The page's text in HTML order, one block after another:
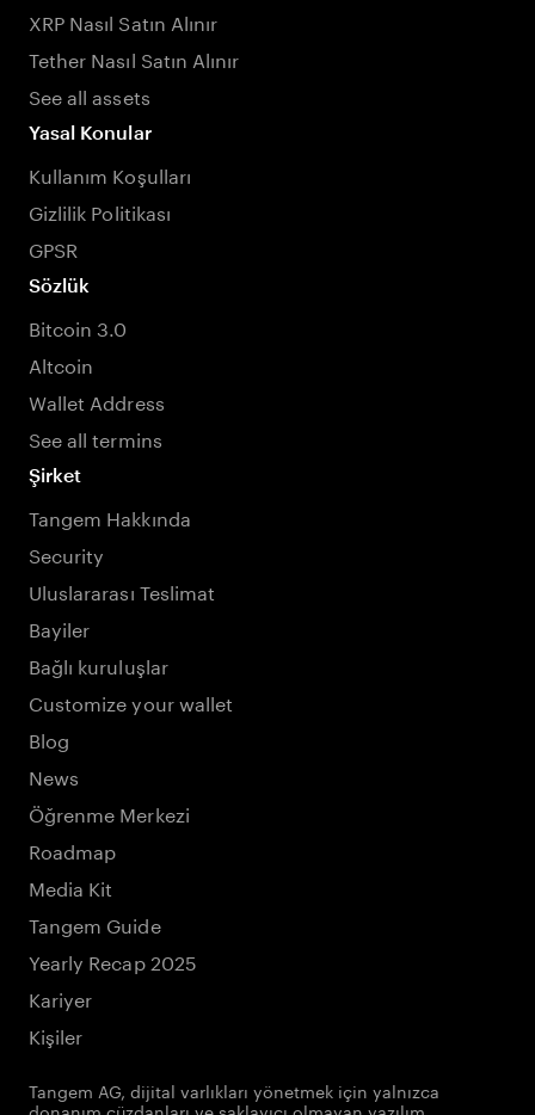
XRP Nasıl Satın Alınır
Tether Nasıl Satın Alınır
See all assets
Yasal Konular
Kullanım Koşulları
Gizlilik Politikası
GPSR
Sözlük
Bitcoin 3.0
Altcoin
Wallet Address
See all termins
Şirket
Tangem Hakkında
Security
Uluslararası Teslimat
Bayiler
Bağlı kuruluşlar
Customize your wallet
Blog
News
Öğrenme Merkezi
Roadmap
Media Kit
Tangem Guide
Yearly Recap 2025
Kariyer
Kişiler
Tangem AG, dijital varlıkları yönetmek için yalnızca